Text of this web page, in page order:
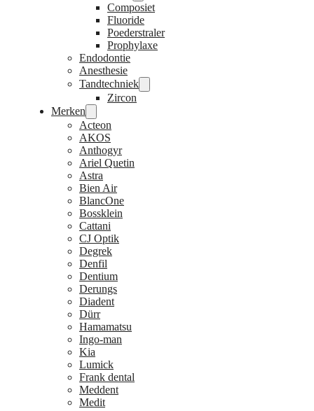
Composiet
Fluoride
Poederstraler
Prophylaxe
Endodontie
Anesthesie
Tandtechniek
Zircon
Merken
Acteon
AKOS
Anthogyr
Ariel Quetin
Astra
Bien Air
BlancOne
Bossklein
Cattani
CJ Optik
Degrek
Denfil
Dentium
Derungs
Diadent
Dürr
Hamamatsu
Ingo-man
Kia
Lumick
Frank dental
Meddent
Medit